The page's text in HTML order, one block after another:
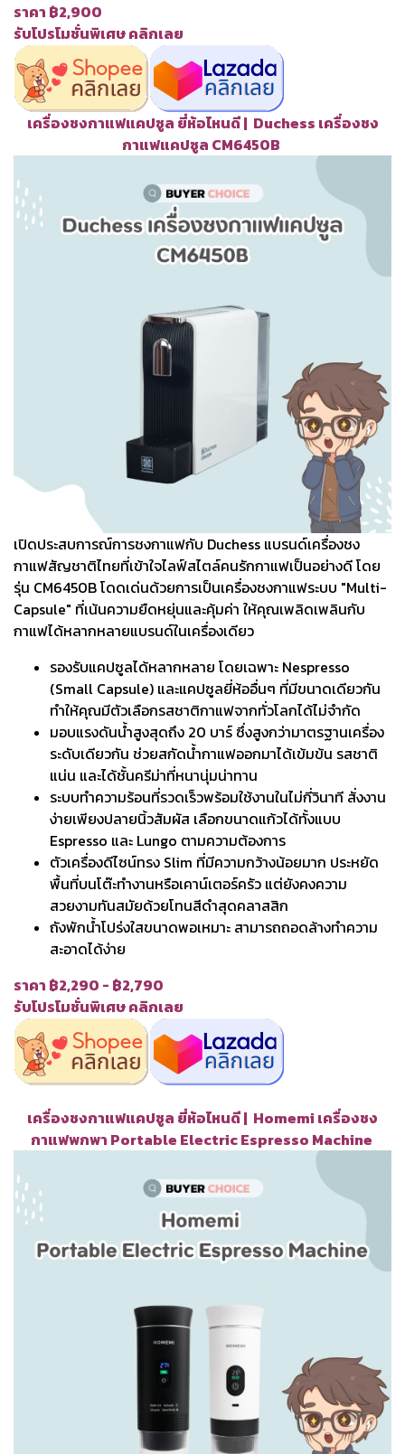
ราคา ฿2,900
รับโปรโมชั่นพิเศษ คลิกเลย
เครื่องชงกาแฟแคปซูล ยี่ห้อไหนดี | Duchess เครื่องชง
กาแฟแคปซูล CM6450B
เปิดประสบการณ์การชงกาแฟกับ Duchess แบรนด์เครื่องชง
กาแฟสัญชาติไทยที่เข้าใจไลฟ์สไตล์คนรักกาแฟเป็นอย่างดี โดย
รุ่น CM6450B โดดเด่นด้วยการเป็นเครื่องชงกาแฟระบบ "Multi-
Capsule" ที่เน้นความยืดหยุ่นและคุ้มค่า ให้คุณเพลิดเพลินกับ
กาแฟได้หลากหลายแบรนด์ในเครื่องเดียว
รองรับแคปซูลได้หลากหลาย โดยเฉพาะ Nespresso
(Small Capsule) และแคปซูลยี่ห้ออื่นๆ ที่มีขนาดเดียวกัน
ทำให้คุณมีตัวเลือกรสชาติกาแฟจากทั่วโลกได้ไม่จำกัด
มอบแรงดันน้ำสูงสุดถึง 20 บาร์ ซึ่งสูงกว่ามาตรฐานเครื่อง
ระดับเดียวกัน ช่วยสกัดน้ำกาแฟออกมาได้เข้มข้น รสชาติ
แน่น และได้ชั้นครีม่าที่หนานุ่มน่าทาน
ระบบทำความร้อนที่รวดเร็วพร้อมใช้งานในไม่กี่วินาที สั่งงาน
ง่ายเพียงปลายนิ้วสัมผัส เลือกขนาดแก้วได้ทั้งแบบ
Espresso และ Lungo ตามความต้องการ
ตัวเครื่องดีไซน์ทรง Slim ที่มีความกว้างน้อยมาก ประหยัด
พื้นที่บนโต๊ะทำงานหรือเคาน์เตอร์ครัว แต่ยังคงความ
สวยงามทันสมัยด้วยโทนสีดำสุดคลาสสิก
ถังพักน้ำโปร่งใสขนาดพอเหมาะ สามารถถอดล้างทำความ
สะอาดได้ง่าย
ราคา ฿2,290 - ฿2,790
รับโปรโมชั่นพิเศษ คลิกเลย
เครื่องชงกาแฟแคปซูล ยี่ห้อไหนดี | Homemi เครื่องชง
กาแฟพกพา Portable Electric Espresso Machine